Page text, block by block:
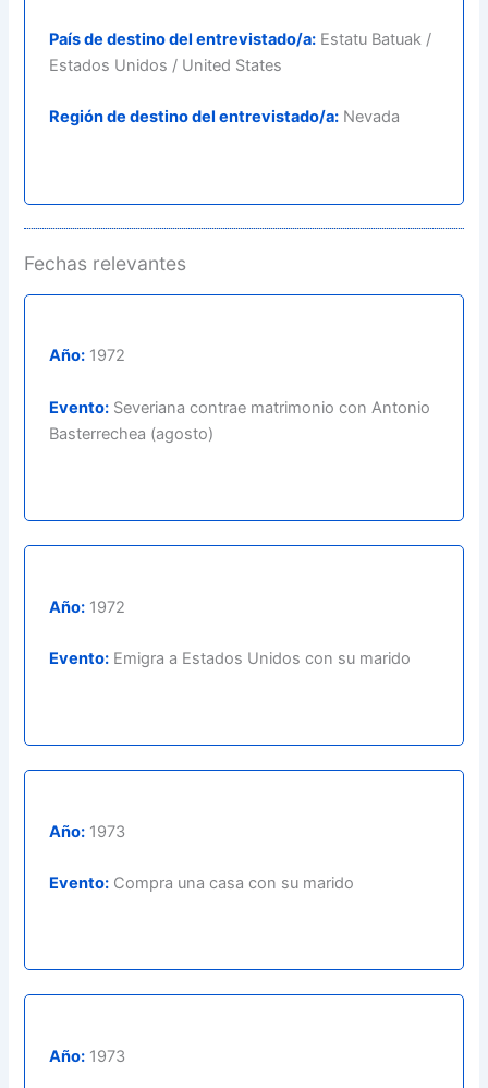
País de destino del entrevistado/a: Estatu Batuak /
Estados Unidos / United States
Región de destino del entrevistado/a: Nevada
Fechas relevantes
Año: 1972
Evento: Severiana contrae matrimonio con Antonio
Basterrechea (agosto)
Año: 1972
Evento: Emigra a Estados Unidos con su marido
Año: 1973
Evento: Compra una casa con su marido
Año: 1973